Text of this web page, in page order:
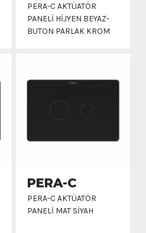
PERA-C AKTÜATÖR
PANELİ HİJYEN BEYAZ-
BUTON PARLAK KROM
PERA-C
PERA-C AKTÜATÖR
PANELİ MAT SİYAH